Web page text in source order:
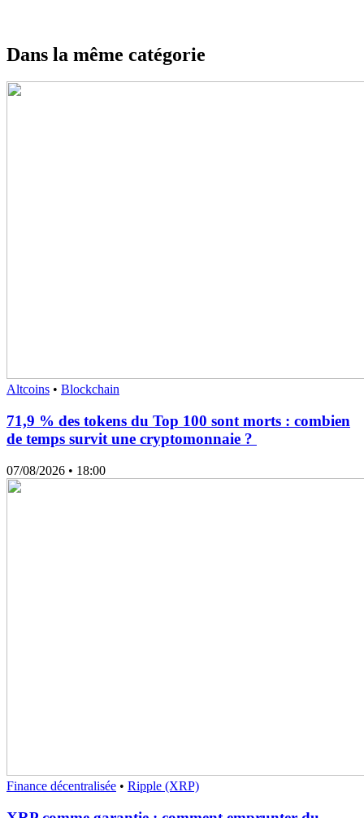
Dans la même catégorie
Altcoins • Blockchain
71,9 % des tokens du Top 100 sont morts : combien
de temps survit une cryptomonnaie ?
07/08/2026 • 18:00
Finance décentralisée • Ripple (XRP)